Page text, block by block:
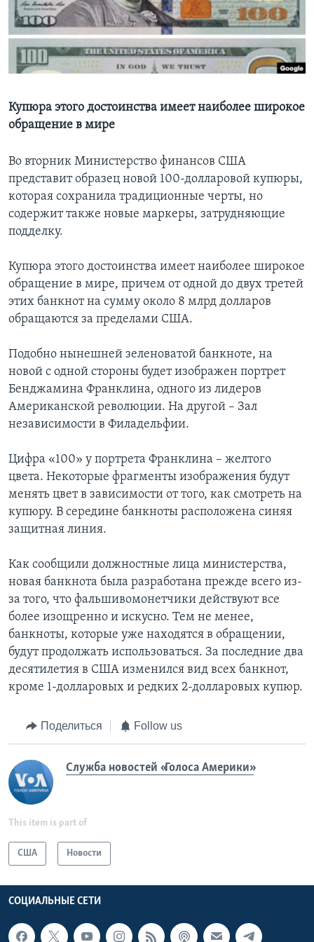
Learning English
СОЦИАЛЬНЫЕ СЕТИ
Языки
Купюра этого достоинства имеет наиболее широкое
обращение в мире
Во вторник Министерство финансов США
представит образец новой 100-долларовой купюры,
которая сохранила традиционные черты, но
содержит также новые маркеры, затрудняющие
подделку.
Купюра этого достоинства имеет наиболее широкое
обращение в мире, причем от одной до двух третей
этих банкнот на сумму около 8 млрд долларов
обращаются за пределами США.
Подобно нынешней зеленоватой банкноте, на
новой с одной стороны будет изображен портрет
Бенджамина Франклина, одного из лидеров
Американской революции. На другой – Зал
независимости в Филадельфии.
Цифра «100» у портрета Франклина – желтого
цвета. Некоторые фрагменты изображения будут
менять цвет в зависимости от того, как смотреть на
купюру. В середине банкноты расположена синяя
защитная линия.
Как сообщили должностные лица министерства,
новая банкнота была разработана прежде всего из-
за того, что фальшивомонетчики действуют все
более изощренно и искусно. Тем не менее,
банкноты, которые уже находятся в обращении,
будут продолжать использоваться. За последние два
десятилетия в США изменился вид всех банкнот,
кроме 1-долларовых и редких 2-долларовых купюр.
Поделиться Follow us
Служба новостей «Голоса Америки»
This item is part of
США Новости
СОЦИАЛЬНЫЕ СЕТИ